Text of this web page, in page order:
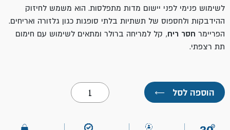
לשימוש פנימי לפני יישום מדות מתפלסות. הוא משמש לחיזוק
ההידבקות ולחספוס של תשתיות בלתי סופגות כגון גלזורה ואריחים.
הפריימר חסר ריח, קל למריחה ברולר ומתאים לשימוש עם חימום
תת רצפתי.
הוספה לסל ←
כמות
של
סיקפלור